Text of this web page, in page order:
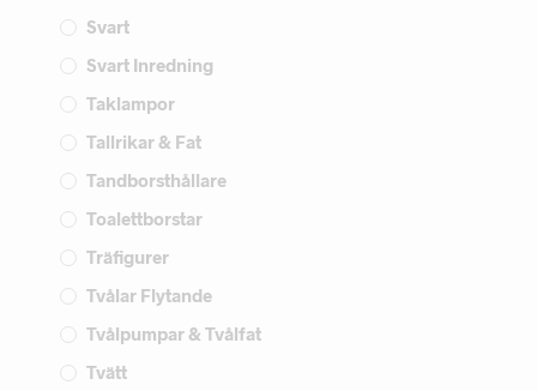
Svart
Svart Inredning
Taklampor
Tallrikar & Fat
Tandborsthållare
Toalettborstar
Träfigurer
Tvålar Flytande
Tvålpumpar & Tvålfat
Tvätt